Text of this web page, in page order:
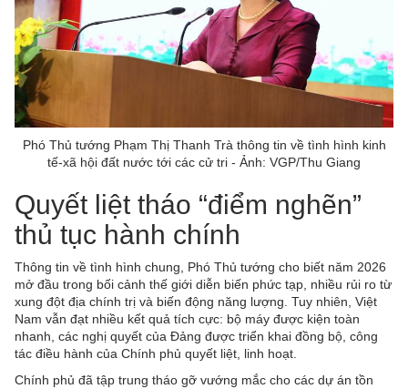
Phó Thủ tướng Phạm Thị Thanh Trà thông tin về tình hình kinh
tế-xã hội đất nước tới các cử tri - Ảnh: VGP/Thu Giang
Quyết liệt tháo “điểm nghẽn”
thủ tục hành chính
Thông tin về tình hình chung, Phó Thủ tướng cho biết năm 2026
mở đầu trong bối cảnh thế giới diễn biến phức tạp, nhiều rủi ro từ
xung đột địa chính trị và biến động năng lượng. Tuy nhiên, Việt
Nam vẫn đạt nhiều kết quả tích cực: bộ máy được kiện toàn
nhanh, các nghị quyết của Đảng được triển khai đồng bộ, công
tác điều hành của Chính phủ quyết liệt, linh hoạt.
Chính phủ đã tập trung tháo gỡ vướng mắc cho các dự án tồn